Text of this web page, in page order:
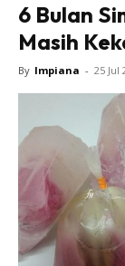
Direktori
Bilik
Bilik
Dapur
6 Bulan
Masih
By Impiana - 25 Jul